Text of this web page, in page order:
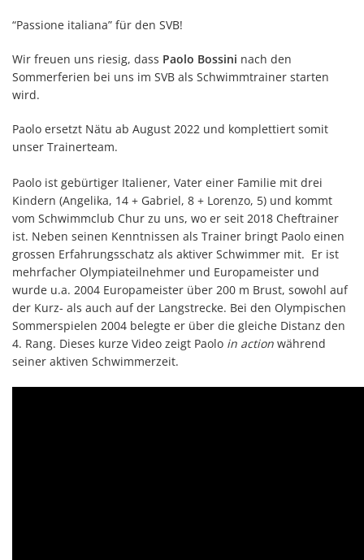
“Passione italiana” für den SVB!
Wir freuen uns riesig, dass Paolo Bossini nach den
Sommerferien bei uns im SVB als Schwimmtrainer starten
wird.
Paolo ersetzt Nätu ab August 2022 und komplettiert somit
unser Trainerteam.
Paolo ist gebürtiger Italiener, Vater einer Familie mit drei
Kindern (Angelika, 14 + Gabriel, 8 + Lorenzo, 5) und kommt
vom Schwimmclub Chur zu uns, wo er seit 2018 Cheftrainer
ist. Neben seinen Kenntnissen als Trainer bringt Paolo einen
grossen Erfahrungsschatz als aktiver Schwimmer mit. Er ist
mehrfacher Olympiateilnehmer und Europameister und
wurde u.a. 2004 Europameister über 200 m Brust, sowohl auf
der Kurz- als auch auf der Langstrecke. Bei den Olympischen
Sommerspielen 2004 belegte er über die gleiche Distanz den
4. Rang. Dieses kurze Video zeigt Paolo in action während
seiner aktiven Schwimmerzeit.